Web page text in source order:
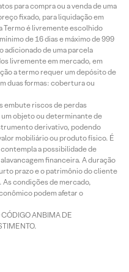
para compra ou a venda de uma
fixado, para liquidação em
Termo é livremente escolhido
de 16 dias e máximo de 999
adicionado de uma parcela
livremente em mercado, em
a termo requer um depósito de
duas formas: cobertura ou
embute riscos de perdas
objeto ou determinante de
derivativo, podendo
mobiliário ou produto físico. É
a possibilidade de
financeira. A duração
prazo e o patrimônio do cliente
condições de mercado,
podem afetar o
ANBIMA DE